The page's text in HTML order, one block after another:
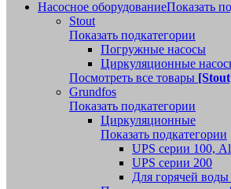
Насосное оборудованиеПоказать
Stout
Показать подкатегории
Погружные насосы
Циркуляционные
Посмотреть все товары
Grundfos
Показать подкатегории
Циркуляционные
Показать подкатегории
UPS серии 100,
UPS серии 200
Для горячей